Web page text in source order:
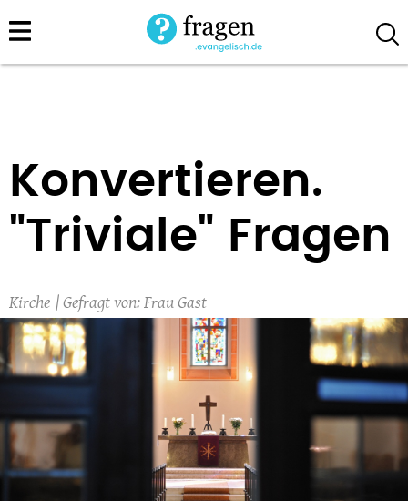
Direkt
zum
Konvertieren.
"Triviale" Fragen
Kirche Frau Gast